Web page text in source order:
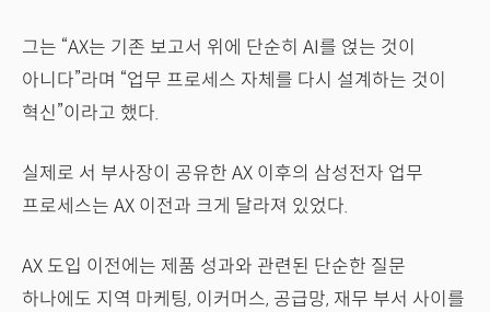
그는 “AX는 기존 보고서 위에 단순히 AI를 얹는 것이
아니다”라며 “업무 프로세스 자체를 다시 설계하는 것이
혁신”이라고 했다.
실제로 서 부사장이 공유한 AX 이후의 삼성전자 업무
프로세스는 AX 이전과 크게 달라져 있었다.
AX 도입 이전에는 제품 성과와 관련된 단순한 질문
하나에도 지역 마케팅, 이커머스, 공급망, 재무 부서 사이를